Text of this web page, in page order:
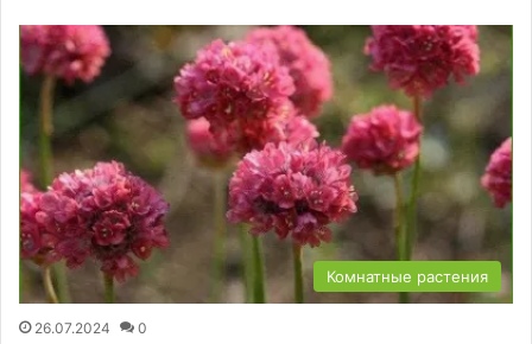
Комнатные растения
26.07.2024 0